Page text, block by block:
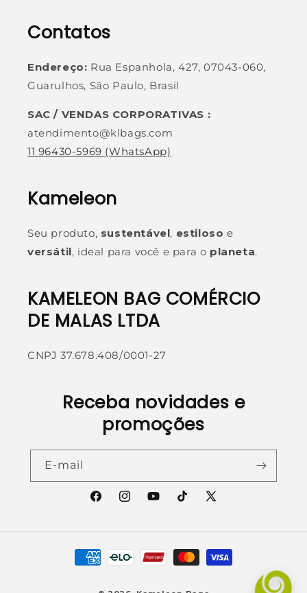
Contatos
Endereço: Rua Espanhola, 427, 07043-060,
Guarulhos, São Paulo, Brasil
SAC / VENDAS CORPORATIVAS :
atendimento@klbags.com
11 96430-5969 (WhatsApp)
Kameleon
Seu produto, sustentável, estiloso e
versátil, ideal para você e para o planeta.
KAMELEON BAG COMÉRCIO
DE MALAS LTDA
CNPJ 37.678.408/0001-27
Receba novidades e
promoções
E-mail
FacebookInstagramYouTubeTikTokX
Formas
de
pagamento